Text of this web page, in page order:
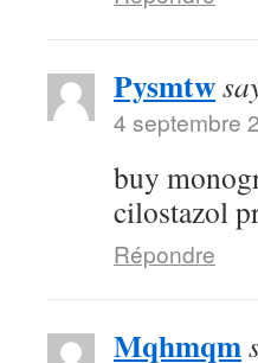
Pysmtw
4 septembre
buy
cilostazol
Répondre
Mqhmqm